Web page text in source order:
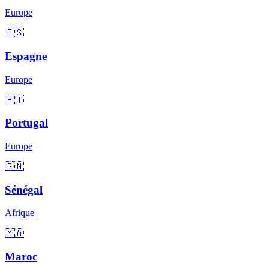
Europe
🇪🇸
Espagne
Europe
🇵🇹
Portugal
Europe
🇸🇳
Sénégal
Afrique
🇲🇦
Maroc